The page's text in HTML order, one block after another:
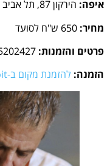
איפה: הירקון 87, תל אביב
מחיר:
פרטים והזמנות:
הזמנה: להזמנת מקום ב-Tabit